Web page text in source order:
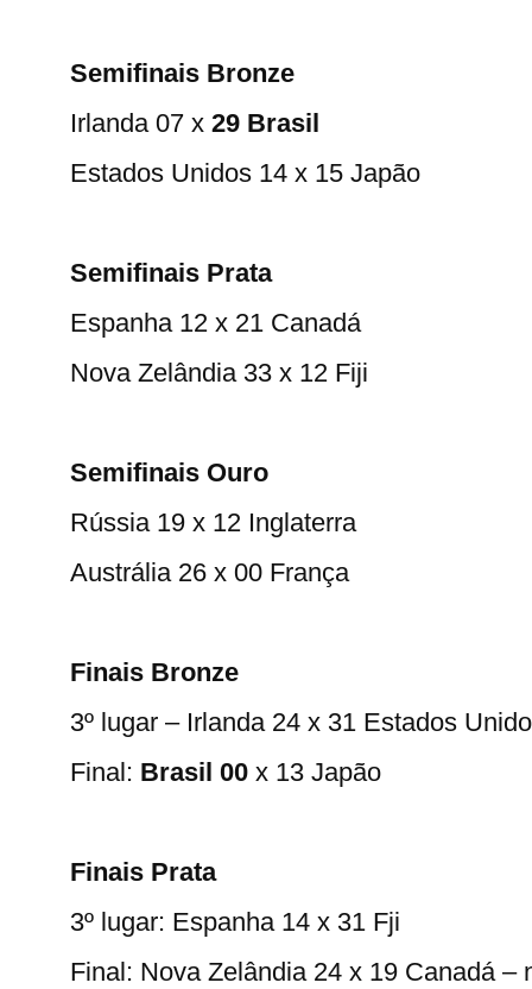
Semifinais Bronze
Irlanda 07 x 29 Brasil
Estados Unidos 14 x 15 Japão
Semifinais Prata
Espanha 12 x 21 Canadá
Nova Zelândia 33 x 12 Fiji
Semifinais Ouro
Rússia 19 x 12 Inglaterra
Austrália 26 x 00 França
Finais Bronze
3º lugar – Irlanda 24 x 31 Estados
Final: Brasil 00x 13 Japão
Finais Prata
3º lugar: Espanha 14 x 31 Fji
Final: Nova Zelândia 24 x 19 Canadá –